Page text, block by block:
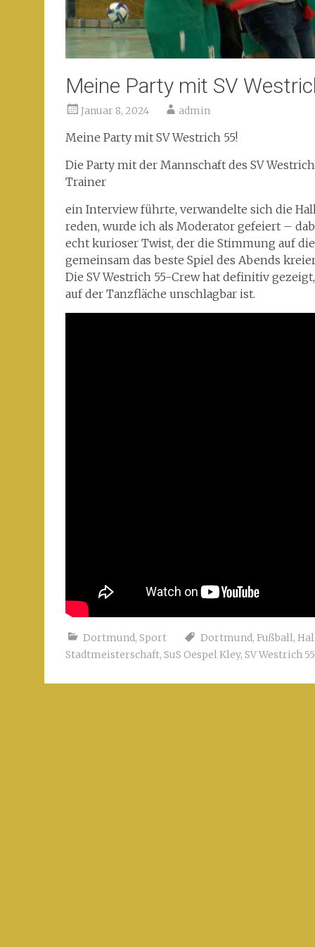
Meine Party mit SV
Januar 8, 2024 admin
Meine Party mit SV Westrich 55!
Die Party mit der Mannschaft des SV
Trainer
ein Interview führte, verwandelte sich die
reden, wurde ich als Moderator gefeiert –
echt kurioser Twist, der die Stimmung auf
gemeinsam das beste Spiel des Abends
Die SV Westrich 55-Crew hat definitiv
auf der Tanzfläche unschlagbar ist.
Dortmund, Sport Dortmund, Fußball,
Stadtmeisterschaft, SuS Oespel Kley, SV Westrich 55